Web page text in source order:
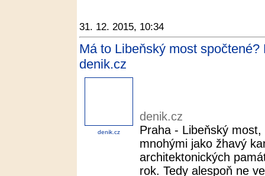
31. 12. 2015, 10:34
Má to Libeňský most
denik.cz
denik.cz
denik.cz
Praha - Libeňský
mnohými jako žhavý
architektonických
rok. Tedy alespoň ne